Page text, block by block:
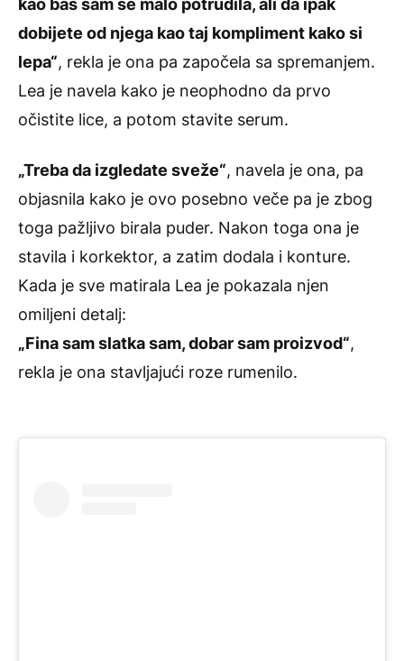
kao baš sam se malo potrudila, ali da ipak
dobijete od njega kao taj kompliment kako si
lepa“, rekla je ona pa započela sa spremanjem.
Lea je navela kako je neophodno da prvo
očistite lice, a potom stavite serum.
„Treba da izgledate sveže“, navela je ona, pa
objasnila kako je ovo posebno veče pa je zbog
toga pažljivo birala puder. Nakon toga ona je
stavila i korkektor, a zatim dodala i konture.
Kada je sve matirala Lea je pokazala njen
omiljeni detalj:
„Fina sam slatka sam, dobar sam proizvod“,
rekla je ona stavljajući roze rumenilo.